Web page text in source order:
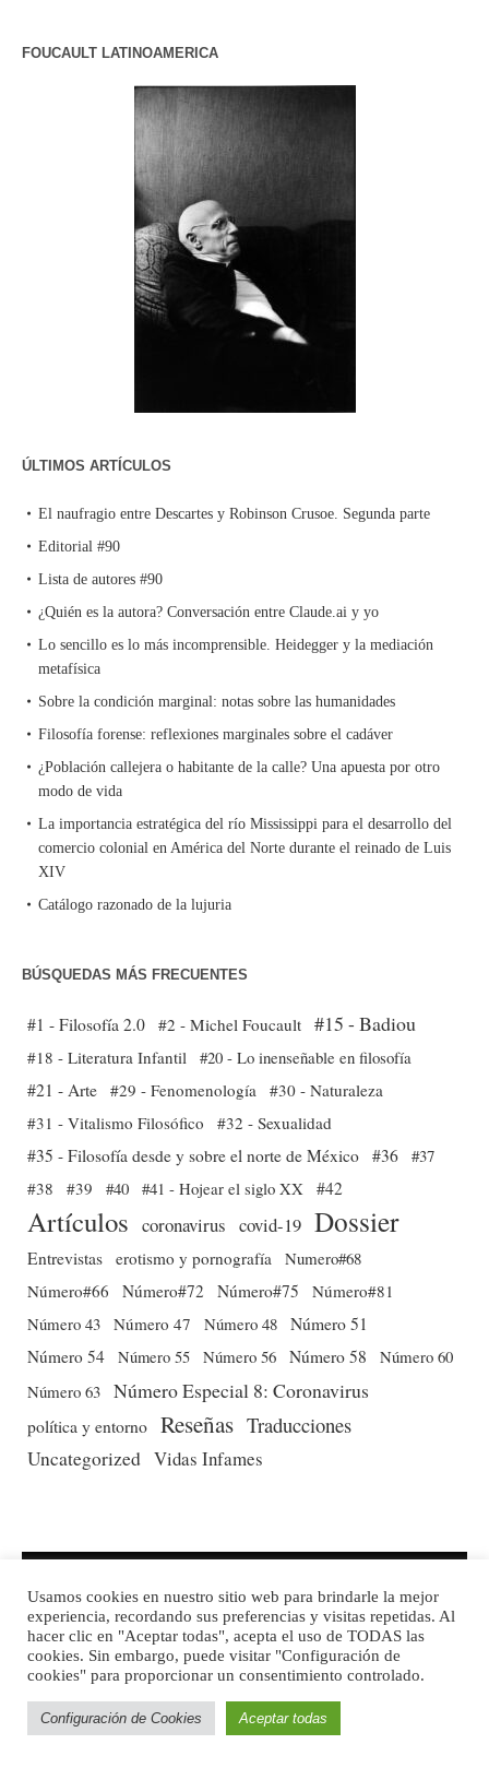
FOUCAULT LATINOAMERICA
ÚLTIMOS ARTÍCULOS
El naufragio entre Descartes y Robinson Crusoe. Segunda parte
Editorial #90
Lista de autores #90
¿Quién es la autora? Conversación entre Claude.ai y yo
Lo sencillo es lo más incomprensible. Heidegger y la mediación
metafísica
Sobre la condición marginal: notas sobre las humanidades
Filosofía forense: reflexiones marginales sobre el cadáver
¿Población callejera o habitante de la calle? Una apuesta por otro
modo de vida
La importancia estratégica del río Mississippi para el desarrollo del
comercio colonial en América del Norte durante el reinado de Luis
XIV
Catálogo razonado de la lujuria
BÚSQUEDAS MÁS FRECUENTES
#1 - Filosofía 2.0 #2 - Michel Foucault #15 - Badiou
#18 - Literatura Infantil #20 - Lo inenseñable en filosofía
#21 - Arte #29 - Fenomenología #30 - Naturaleza
#31 - Vitalismo Filosófico
#32 - Sexualidad
#35 - Filosofía desde y sobre el norte de México #36 #37
#38
#39 #40 #41 - Hojear el siglo XX #42
Artículos coronavirus covid-19 Dossier
Entrevistas erotismo y pornografía Numero#68
Número#66
Número#72 Número#75
Número#81
Número 43 Número 47 Número 48 Número 51
Número 54 Número 55 Número 56 Número 58
Número 60
Número 63 Número Especial 8: Coronavirus
política y entorno Reseñas Traducciones
Uncategorized Vidas Infames
Usamos cookies en nuestro sitio web para brindarle la mejor
experiencia, recordando sus preferencias y visitas repetidas. Al
hacer clic en "Aceptar todas", acepta el uso de TODAS las
cookies. Sin embargo, puede visitar "Configuración de
cookies" para proporcionar un consentimiento controlado.
Configuración de Cookies Aceptar todas